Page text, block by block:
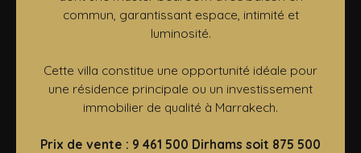
commun, garantissant espace, intimité et
luminosité.
Cette villa constitue une opportunité idéale pour
une résidence principale ou un investissement
immobilier de qualité à Marrakech.
Prix de vente : 9 461 500 Dirhams soit 875 500